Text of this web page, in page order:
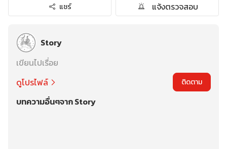
แชร์ แจ้งตรวจสอบ
Story
เขียนไปเรื่อย
ดูโปรไฟล์
ติดตาม
บทความอื่นๆจาก Story